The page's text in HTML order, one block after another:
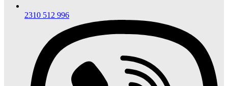
2310 512 996